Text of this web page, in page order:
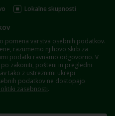
Lokalne skupnosti
pomena varstva osebnih podatkov.
razumemo njihovo skrb za
podatki ravnamo odgovorno. V
zakoniti, pošteni in pregledni
tako z ustreznimi ukrepi
podatkov ne dostopajo
zasebnosti.